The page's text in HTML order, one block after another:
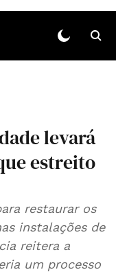
levará
estreito
restaurar os
instalações de
reitera a
um processo